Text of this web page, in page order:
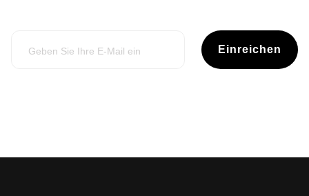
Einreichen